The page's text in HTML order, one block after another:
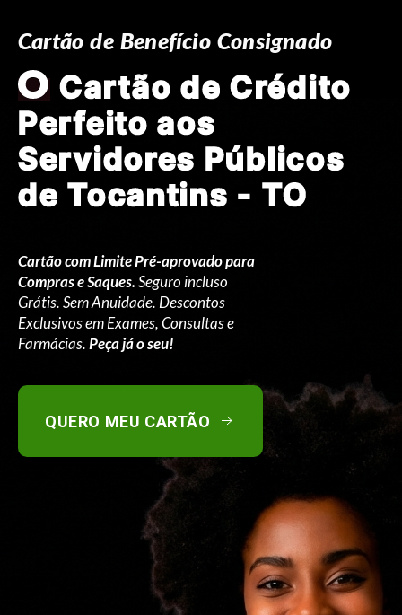
Cartão de Benefício Consignado
O Cartão de Crédito
Perfeito aos
Servidores Públicos
de Tocantins - TO
Cartão com Limite Pré-aprovado para
Compras e Saques.Seguro incluso
Grátis. Sem Anuidade. Descontos
Exclusivos em Exames, Consultas e
Farmácias.Peça já o seu!
QUERO MEU CARTÃO